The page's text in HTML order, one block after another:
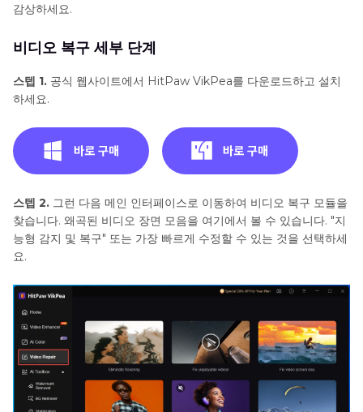
감상하세요.
비디오 복구 세부 단계
스텝 1. 공식 웹사이트에서 HitPaw VikPea를 다운로드하고 설치
하세요.
스텝 2. 그런 다음 메인 인터페이스로 이동하여 비디오 복구 모듈을
찾습니다. 왜곡된 비디오 장면 모음을 여기에서 볼 수 있습니다. "지
능형 감지 및 복구" 또는 가장 빠르게 수정할 수 있는 것을 선택하세
요.